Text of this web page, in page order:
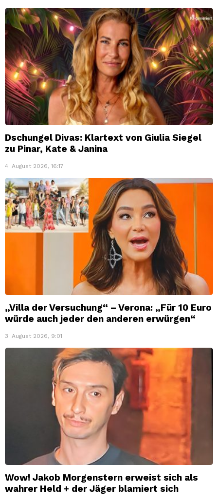
Dschungel Divas: Klartext von Giulia Siegel
zu Pinar, Kate & Janina
4. August 2026, 16:17
„Villa der Versuchung“ – Verona: „Für 10 Euro
würde auch jeder den anderen erwürgen“
3. August 2026, 9:01
Wow! Jakob Morgenstern erweist sich als
wahrer Held + der Jäger blamiert sich